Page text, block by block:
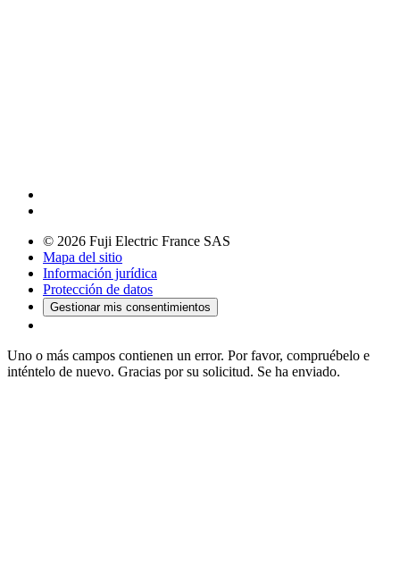
© 2026 Fuji Electric France SAS
Mapa del sitio
Información jurídica
Protección de datos
Gestionar mis consentimientos
Uno o más campos contienen un error. Por favor, compruébelo e
inténtelo de nuevo. Gracias por su solicitud. Se ha enviado.